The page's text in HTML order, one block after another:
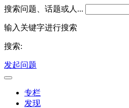
搜索问题、话题或人...
输入关键字进行搜索
搜索:
发起问题
专栏
发现